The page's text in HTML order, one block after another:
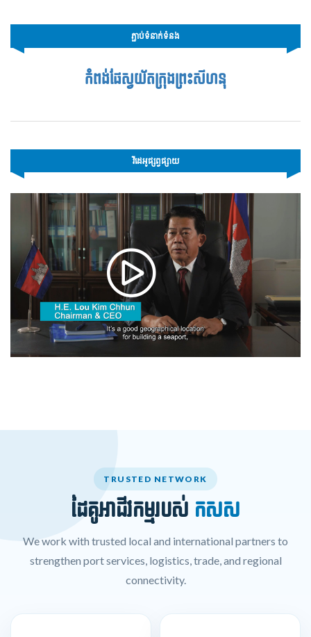
ភ្ជាប់ទំនាក់ទំនង
កំពង់ផែស្វយ័តក្រុងព្រះសីហនុ
វីដេអូផ្សព្វផ្សាយ
TRUSTED NETWORK
ដៃគូអាជីវកម្មរបស់ កសស
We work with trusted local and international partners to
strengthen port services, logistics, trade, and regional
connectivity.